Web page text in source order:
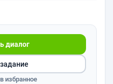
диалог
избранное